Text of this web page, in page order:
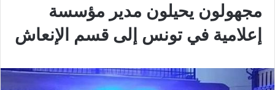
مجهولون يحيلون مدير مؤسسة
إعلامية في تونس إلى قسم الإنعاش